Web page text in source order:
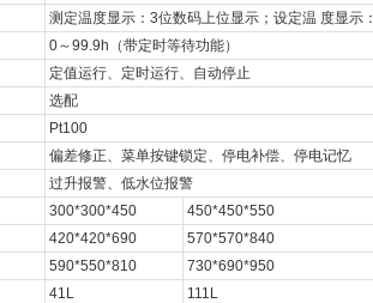
测定温度显示： 3位数码上位显示；设定温 度显示：
0～99.9h （带定时等待功能）
定值运行、定时运行、自动停止
选配
Pt100
偏差修正、菜单按键锁定、停电补偿、停电记忆
过升报警、低水位报警
300*300*450 450*450*550
420*420*690 570*570*840
590*550*810 730*690*950
41L 111L